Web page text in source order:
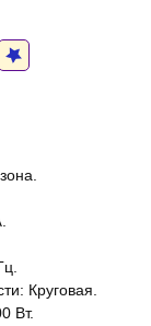
Круговая.
Вт.